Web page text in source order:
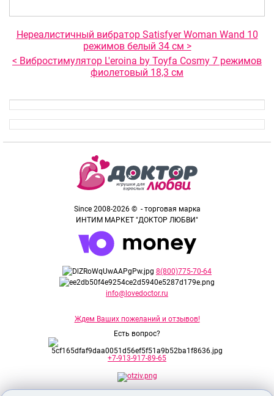
Нереалистичный вибратор Satisfyer Woman Wand 10
режимов белый 34 см >
< Вибростимулятор L'eroina by Toyfa Cosmy 7 режимов
фиолетовый 18,3 см
Since 2008-2026 © - торговая марка
ИНТИМ МАРКЕТ "ДОКТОР ЛЮБВИ"
8(800)775-70-64
info@lovedoctor.ru
Ждем Ваших пожеланий и отзывов!
Есть вопрос?
+7-913-917-89-65